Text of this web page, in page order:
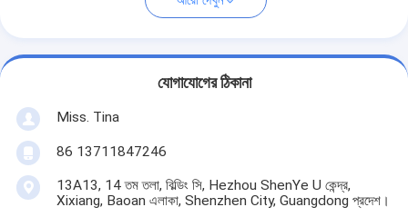
যোগাযোগের ঠিকানা
Miss. Tina
86 13711847246
13A13, 14 তম তলা, বিল্ডিং সি, Hezhou ShenYe U কেন্দ্র,
Xixiang, Baoan এলাকা, Shenzhen City, Guangdong প্রদেশ।